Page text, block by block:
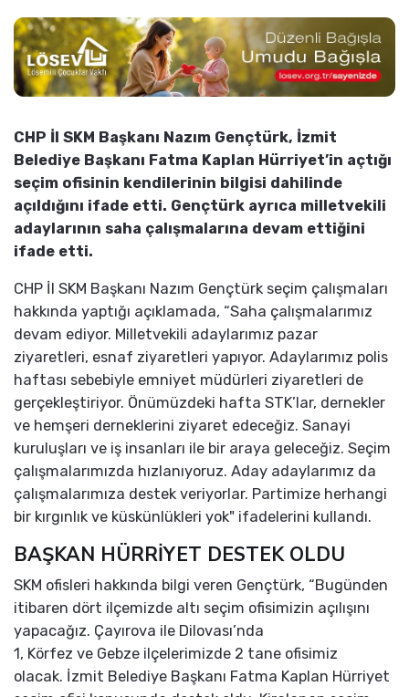
CHP İl SKM Başkanı Nazım Gençtürk, İzmit
Belediye Başkanı Fatma Kaplan Hürriyet’in açtığı
seçim ofisinin kendilerinin bilgisi dahilinde
açıldığını ifade etti. Gençtürk ayrıca milletvekili
adaylarının saha çalışmalarına devam ettiğini
ifade etti.
CHP İl SKM Başkanı Nazım Gençtürk seçim çalışmaları
hakkında yaptığı açıklamada, “Saha çalışmalarımız
devam ediyor. Milletvekili adaylarımız pazar
ziyaretleri, esnaf ziyaretleri yapıyor. Adaylarımız polis
haftası sebebiyle emniyet müdürleri ziyaretleri de
gerçekleştiriyor. Önümüzdeki hafta STK’lar, dernekler
ve hemşeri derneklerini ziyaret edeceğiz. Sanayi
kuruluşları ve iş insanları ile bir araya geleceğiz. Seçim
çalışmalarımızda hızlanıyoruz. Aday adaylarımız da
çalışmalarımıza destek veriyorlar. Partimize herhangi
bir kırgınlık ve küskünlükleri yok" ifadelerini kullandı.
BAŞKAN HÜRRİYET DESTEK OLDU
SKM ofisleri hakkında bilgi veren Gençtürk, “Bugünden
itibaren dört ilçemizde altı seçim ofisimizin açılışını
yapacağız. Çayırova ile Dilovası’nda
1, Körfez ve Gebze ilçelerimizde 2 tane ofisimiz
olacak. İzmit Belediye Başkanı Fatma Kaplan Hürriyet